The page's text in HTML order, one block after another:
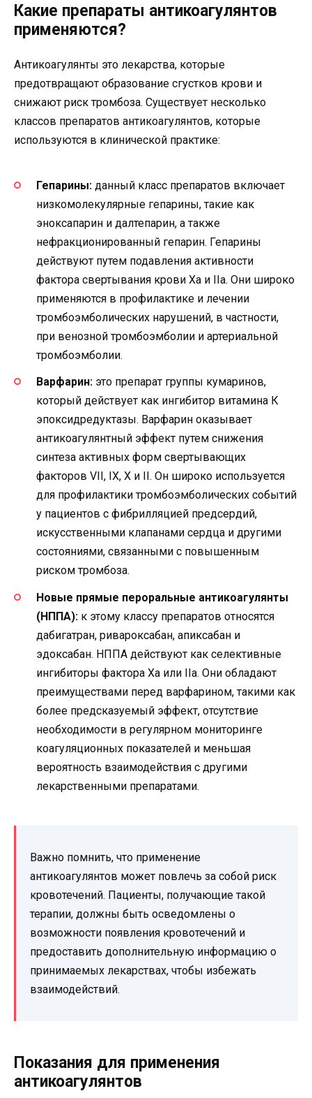
Какие препараты антикоагулянтов
применяются?
Антикоагулянты это лекарства, которые
предотвращают образование сгустков крови и
снижают риск тромбоза. Существует несколько
классов препаратов антикоагулянтов, которые
используются в клинической практике:
Гепарины: данный класс препаратов включает
низкомолекулярные гепарины, такие как
эноксапарин и далтепарин, а также
нефракционированный гепарин. Гепарины
действуют путем подавления активности
фактора свертывания крови Xа и IIа. Они широко
применяются в профилактике и лечении
тромбоэмболических нарушений, в частности,
при венозной тромбоэмболии и артериальной
тромбоэмболии.
Варфарин: это препарат группы кумаринов,
который действует как ингибитор витамина К
эпоксидредуктазы. Варфарин оказывает
антикоагулянтный эффект путем снижения
синтеза активных форм свертывающих
факторов VII, IX, X и II. Он широко используется
для профилактики тромбоэмболических событий
у пациентов с фибрилляцией предсердий,
искусственными клапанами сердца и другими
состояниями, связанными с повышенным
риском тромбоза.
Новые прямые пероральные антикоагулянты
(НППА): к этому классу препаратов относятся
дабигатран, ривароксабан, апиксабан и
эдоксабан. НППА действуют как селективные
ингибиторы фактора Xа или IIа. Они обладают
преимуществами перед варфарином, такими как
более предсказуемый эффект, отсутствие
необходимости в регулярном мониторинге
коагуляционных показателей и меньшая
вероятность взаимодействия с другими
лекарственными препаратами.
Важно помнить, что применение
антикоагулянтов может повлечь за собой риск
кровотечений. Пациенты, получающие такой
терапии, должны быть осведомлены о
возможности появления кровотечений и
предоставить дополнительную информацию о
принимаемых лекарствах, чтобы избежать
взаимодействий.
Показания для применения
антикоагулянтов